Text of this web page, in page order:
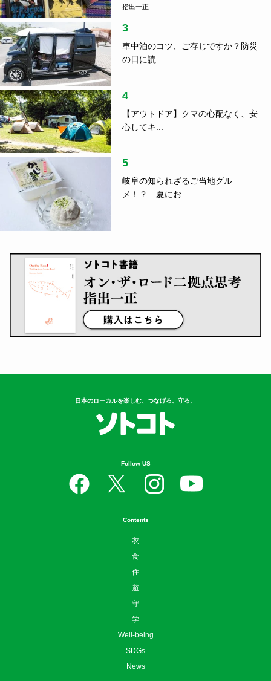
指出一正
3
車中泊のコツ、ご存じですか？防災
の日に読...
4
【アウトドア】クマの心配なく、安
心してキ...
5
岐阜の知られざるご当地グル
メ！？ 夏にお...
日本のローカルを楽しむ、つなげる、守る。
Follow US
Contents
衣
食
住
遊
守
学
Well-being
SDGs
News